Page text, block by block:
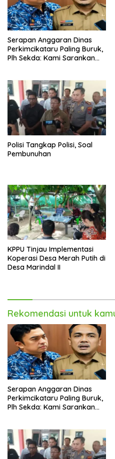
Serapan Anggaran Dinas
Perkimcikataru Paling Buruk,
Plh Sekda: Kami Sarankan
Polisi Tangkap Polisi, Soal
Pembunuhan
KPPU Tinjau Implementasi
Koperasi Desa Merah Putih di
Desa Marindal II
Rekomendasi untuk
Serapan Anggaran Dinas
Perkimcikataru Paling Buruk,
Plh Sekda: Kami Sarankan